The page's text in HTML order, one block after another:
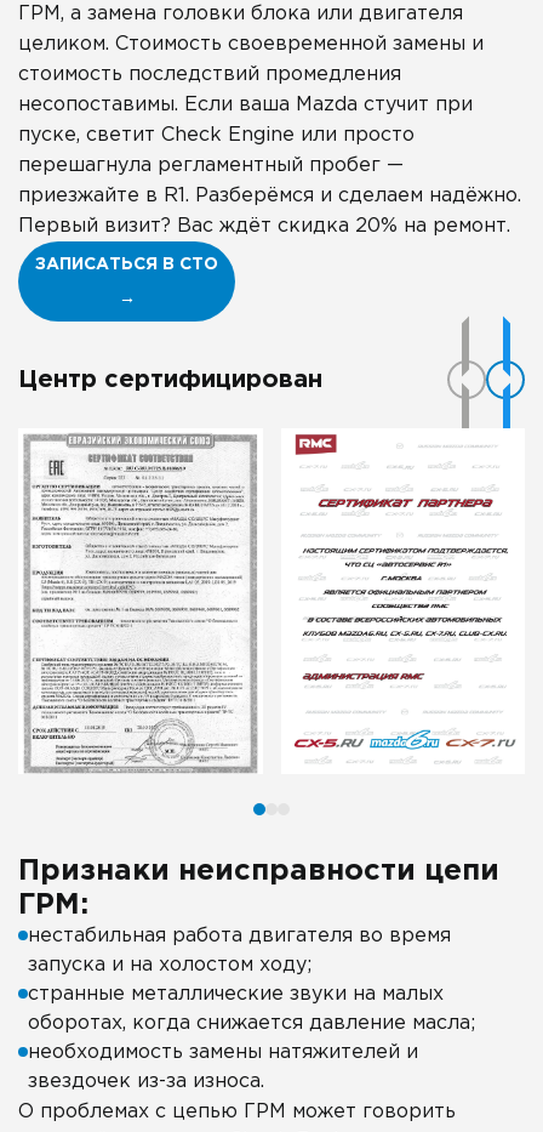
ГРМ, а замена головки блока или двигателя
целиком. Стоимость своевременной замены и
стоимость последствий промедления
несопоставимы. Если ваша Mazda стучит при
пуске, светит Check Engine или просто
перешагнула регламентный пробег —
приезжайте в R1. Разберёмся и сделаем надёжно.
Первый визит? Вас ждёт скидка 20% на ремонт.
ЗАПИСАТЬСЯ В СТО
→
Центр сертифицирован
Признаки неисправности цепи
ГРМ:
нестабильная работа двигателя во время
запуска и на холостом ходу;
странные металлические звуки на малых
оборотах, когда снижается давление масла;
необходимость замены натяжителей и
звездочек из-за износа.
О проблемах с цепью ГРМ может говорить